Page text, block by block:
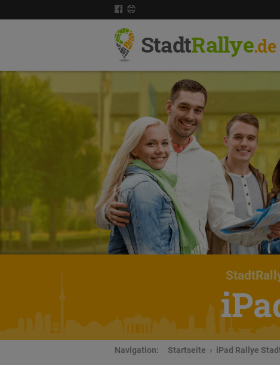
StadtRallye.de
Navigation: Startseite iPad Rallye